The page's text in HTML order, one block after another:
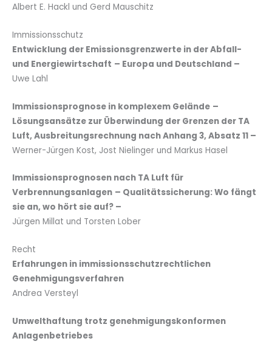
Albert E. Hackl und Gerd Mauschitz
Immissionsschutz
Entwicklung der Emissionsgrenzwerte in der Abfall-
und Energiewirtschaft – Europa und Deutschland –
Uwe Lahl
Immissionsprognose in komplexem Gelände –
Lösungsansätze zur Überwindung der Grenzen der TA
Luft, Ausbreitungsrechnung nach Anhang 3, Absatz 11 –
Werner-Jürgen Kost, Jost Nielinger und Markus Hasel
Immissionsprognosen nach TA Luft für
Verbrennungsanlagen – Qualitätssicherung: Wo fängt
sie an, wo hört sie auf? –
Jürgen Millat und Torsten Lober
Recht
Erfahrungen in immissionsschutzrechtlichen
Genehmigungsverfahren
Andrea Versteyl
Umwelthaftung trotz genehmigungskonformen
Anlagenbetriebes